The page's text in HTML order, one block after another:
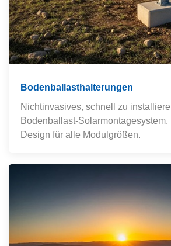
Bodenballasthalterungen
Nichtinvasives, schnell zu
Bodenballast-Solarmontagesystem.
Design für alle Modulgrößen.